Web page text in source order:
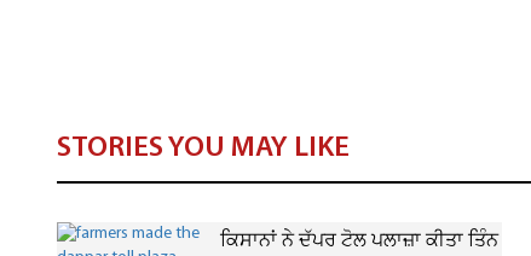
STORIES YOU MAY LIKE
ਕਿਸਾਨਾਂ ਨੇ ਦੱਪਰ ਟੋਲ ਪਲਾਜ਼ਾ ਕੀਤਾ ਤਿੰਨ